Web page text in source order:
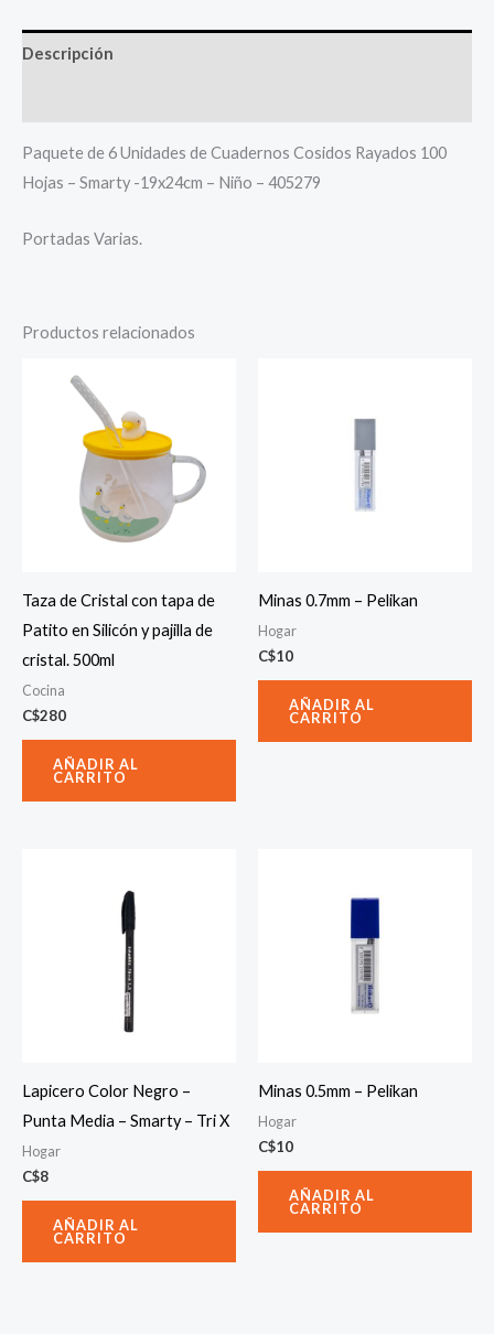
Descripción
Paquete de 6 Unidades de Cuadernos Cosidos Rayados 100
Hojas – Smarty -19x24cm – Niño – 405279
Portadas Varias.
Productos relacionados
Taza de Cristal con tapa de
Patito en Silicón y pajilla de
cristal. 500ml
Cocina
C$280
AÑADIR AL
CARRITO
Minas 0.7mm – Pelikan
Hogar
C$10
AÑADIR AL
CARRITO
Lapicero Color Negro –
Punta Media – Smarty – Tri X
Hogar
C$8
AÑADIR AL
CARRITO
Minas 0.5mm – Pelikan
Hogar
C$10
AÑADIR AL
CARRITO